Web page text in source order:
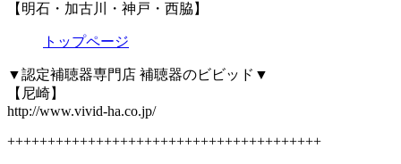
【明石・加古川・神戸・西脇】
トップページ
▼認定補聴器専門店 補聴器のビビッド▼
【尼崎】
http://www.vivid-ha.co.jp/
+++++++++++++++++++++++++++++++++++++++